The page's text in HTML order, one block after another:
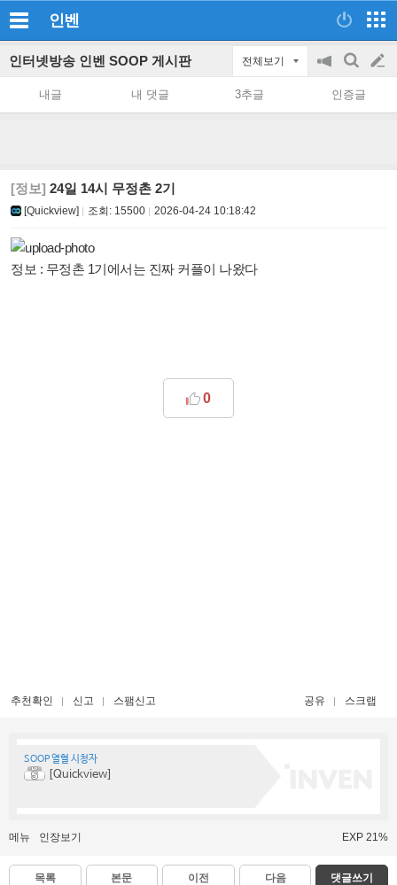
인벤
인터넷방송 인벤 SOOP 게시판 전체보기
공
on/off
검
색
글
쓰
내글 내 댓글 3추글 인증글
[정보] 24일 14시 무정촌 2기
[Quickview] 조회: 15500 2026-04-24 10:18:42
정보 : 무정촌 1기에서는 진짜 커플이 나왔다
0
추천확인 신고 스팸신고 공유 스크랩
SOOP 열혈 시청자
[Quickview]
메뉴 인장보기 EXP 21%
목록 본문 이전 다음 댓글쓰기